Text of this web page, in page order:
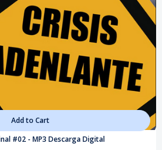
Add to Cart
#02 - MP3 Descarga Digital